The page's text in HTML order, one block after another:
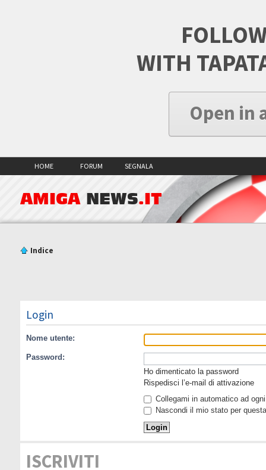
WITH
Open in
HOME FORUM SEGNALA
AMIGA NEWS.IT
Indice
Login
Nome utente:
Password:
Ho dimenticato la password
Rispedisci l’e-mail di attivazione
Collegami in automatico ad
Nascondi il mio stato per
ISCRIVITI